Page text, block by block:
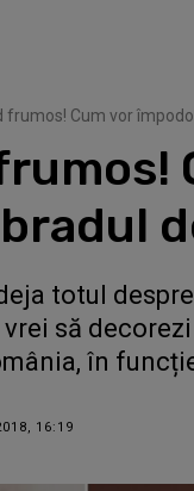
frumos! Cum vor
totul
să
în
16:19